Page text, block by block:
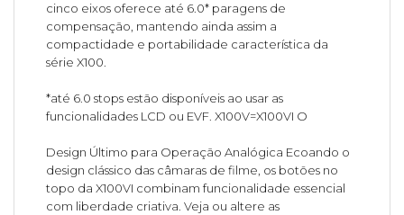
cinco eixos oferece até 6.0* paragens de
compensação, mantendo ainda assim a
compactidade e portabilidade característica da
série X100.
*até 6.0 stops estão disponíveis ao usar as
funcionalidades LCD ou EVF. X100V=X100VI O
Design Último para Operação Analógica Ecoando o
design clássico das câmaras de filme, os botões no
topo da X100VI combinam funcionalidade essencial
com liberdade criativa. Veja ou altere as